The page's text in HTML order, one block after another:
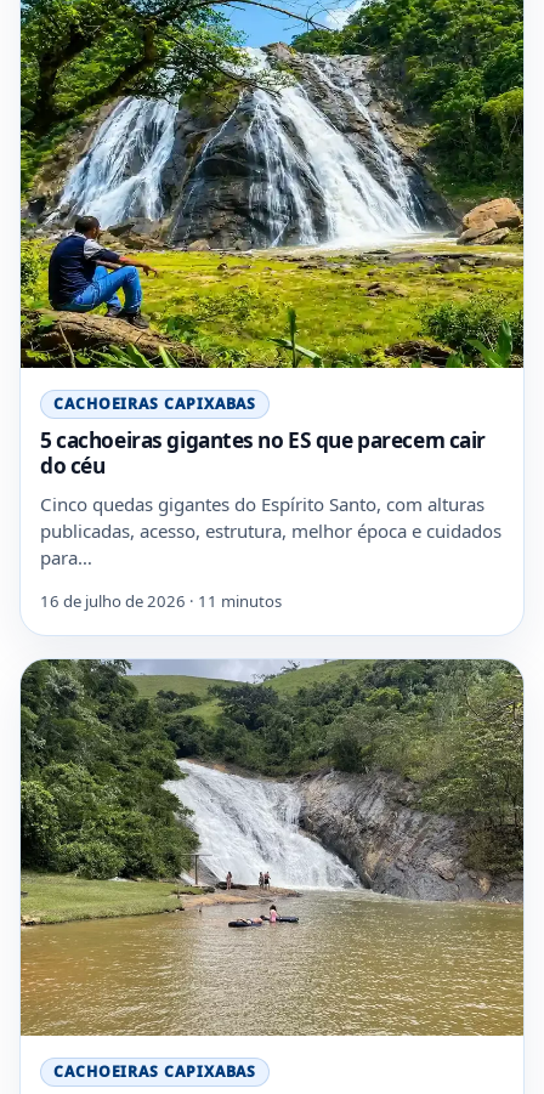
CACHOEIRAS CAPIXABAS
5 cachoeiras gigantes no ES que parecem cair
do céu
Cinco quedas gigantes do Espírito Santo, com alturas
publicadas, acesso, estrutura, melhor época e cuidados
para…
16 de julho de 2026 · 11 minutos
CACHOEIRAS CAPIXABAS